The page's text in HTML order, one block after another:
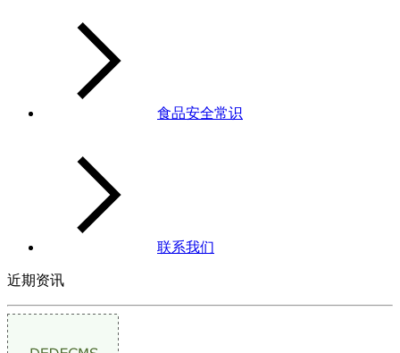
食品安全常识
联系我们
近期资讯